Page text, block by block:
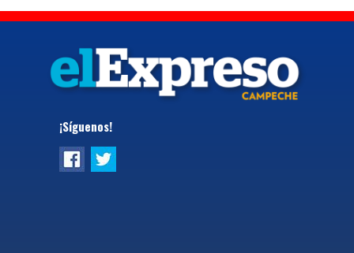
¡Síguenos!